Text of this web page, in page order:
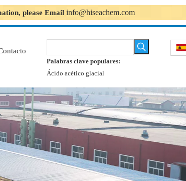
please Email info@hiseachem.com
Palabras clave populares:
Ácido acético glacial